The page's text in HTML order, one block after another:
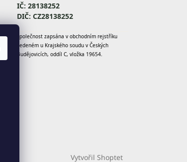
IČ: 28138252
DIČ: CZ28138252
Společnost zapsána v obchodním rejstříku
vedeném u Krajského soudu v Českých
Budějovicích, oddíl C, vložka 19654.
Vytvořil Shoptet